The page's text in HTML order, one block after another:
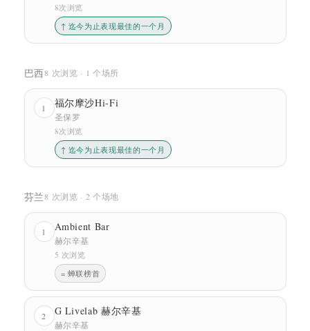
8次浏览
↑ 迄今为止表现最佳的一个月
巴西8 次浏览 · 1 个场所
1 福尔摩沙Hi-Fi
圣保罗
8次浏览
↑ 迄今为止表现最佳的一个月
芬兰8 次浏览 · 2 个场地
1 Ambient Bar
赫尔辛基
5 次浏览
= 蝉联榜首
2 G Livelab 赫尔辛基
赫尔辛基